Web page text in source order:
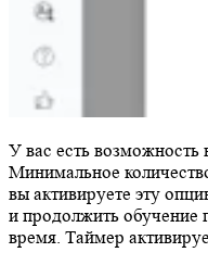
У вас есть возможность
Минимальное
вы активируете эту
и продолжить обучение
время. Таймер